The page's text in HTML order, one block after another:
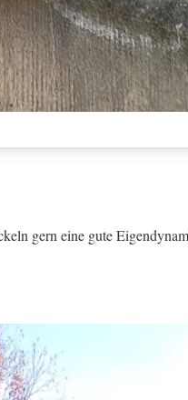
gern eine gute